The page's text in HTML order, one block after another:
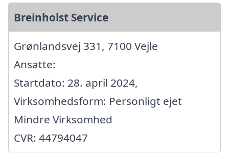
Breinholst Service
Grønlandsvej 331, 7100 Vejle
Ansatte:
Startdato: 28. april 2024,
Virksomhedsform: Personligt ejet
Mindre Virksomhed
CVR: 44794047